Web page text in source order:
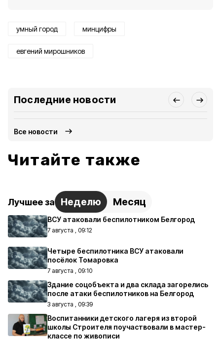
умный город минцифры
евгений мирошников
Последние новости
Все новости
Читайте также
Лучшее за Неделю Месяц
ВСУ атаковали беспилотником Белгород
7 августа , 09:12
Четыре беспилотника ВСУ атаковали
посёлок Томаровка
7 августа , 09:10
Здание соцобъекта и два склада загорелись
после атаки беспилотников на Белгород
3 августа , 09:39
Воспитанники детского лагеря из второй
школы Строителя поучаствовали в мастер-
классе по живописи